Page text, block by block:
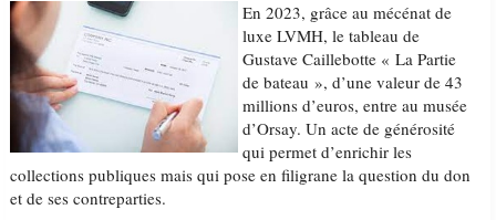
En 2023, grâce au mécénat de
luxe LVMH, le tableau de
Gustave Caillebotte « La Partie
de bateau », d’une valeur de 43
millions d’euros, entre au musée
d’Orsay. Un acte de générosité
qui permet d’enrichir les
collections publiques mais qui pose en filigrane la question du don
et de ses contreparties.